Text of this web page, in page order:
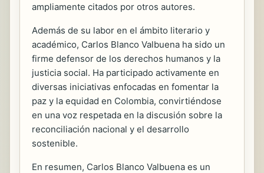
ampliamente citados por otros autores.
Además de su labor en el ámbito literario y
académico, Carlos Blanco Valbuena ha sido un
firme defensor de los derechos humanos y la
justicia social. Ha participado activamente en
diversas iniciativas enfocadas en fomentar la
paz y la equidad en Colombia, convirtiéndose
en una voz respetada en la discusión sobre la
reconciliación nacional y el desarrollo
sostenible.
En resumen, Carlos Blanco Valbuena es un